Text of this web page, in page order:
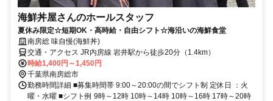
海鮮丼屋さんのホールスタッフ
夏休み限定☆短期OK・高時給・自由シフト☆海沿いの海鮮食堂
南房総 味自慢(海鮮丼)
交通・アクセス JR内房線 岩井駅から徒歩20分（1.4km）
時給1,400円～1,450円
千葉県南房総市
勤務時間詳細 ■募集時間帯 9:00～20:00の間でシフト制 定休日 ：火
曜・水曜 ■シフト例 9時～12時 10時～14時 10時～16時 17時～20時